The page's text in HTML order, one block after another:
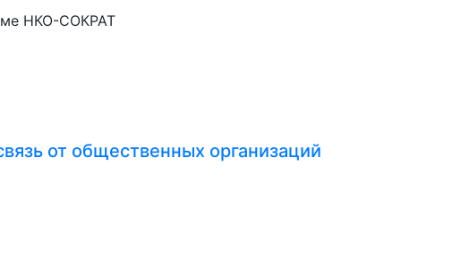
от общественных организаций